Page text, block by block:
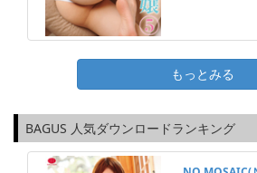
もっとみる
BAGUS 人気ダウンロードランキング